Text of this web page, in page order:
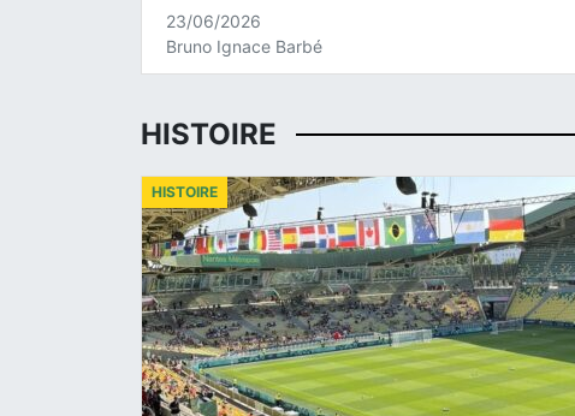
23/06/2026
Bruno Ignace Barbé
HISTOIRE
HISTOIRE